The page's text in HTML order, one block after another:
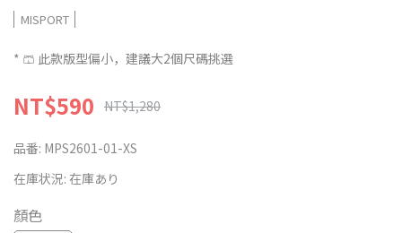
MISPORT
* 🩳 此款版型偏小，建議大2個尺碼挑選
NT$590 NT$1,280
品番: MPS2601-01-XS
在庫状況: 在庫あり
顏色